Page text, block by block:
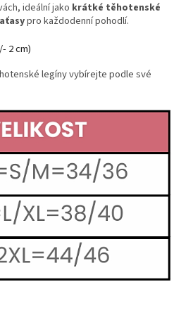
ideální jako krátké těhotenské
pro každodenní pohodlí.
2 cm)
legíny vybírejte podle své